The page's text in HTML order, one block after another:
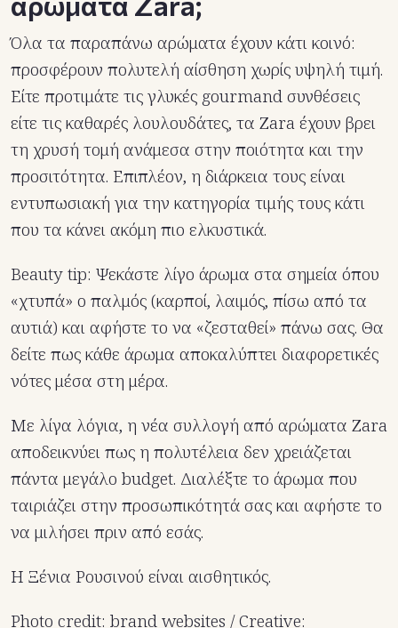
Όλα τα παραπάνω αρώματα έχουν κάτι κοινό:
προσφέρουν πολυτελή αίσθηση χωρίς υψηλή τιμή.
Είτε προτιμάτε τις γλυκές gourmand συνθέσεις
είτε τις καθαρές λουλουδάτες, τα Zara έχουν βρει
τη χρυσή τομή ανάμεσα στην ποιότητα και την
προσιτότητα. Επιπλέον, η διάρκεια τους είναι
εντυπωσιακή για την κατηγορία τιμής τους κάτι
που τα κάνει ακόμη πιο ελκυστικά.
Beauty tip: Ψεκάστε λίγο άρωμα στα σημεία όπου
«χτυπά» ο παλμός (καρποί, λαιμός, πίσω από τα
αυτιά) και αφήστε το να «ζεσταθεί» πάνω σας. Θα
δείτε πως κάθε άρωμα αποκαλύπτει διαφορετικές
νότες μέσα στη μέρα.
Με λίγα λόγια, η νέα συλλογή από αρώματα Zara
αποδεικνύει πως η πολυτέλεια δεν χρειάζεται
πάντα μεγάλο budget. Διαλέξτε το άρωμα που
ταιριάζει στην προσωπικότητά σας και αφήστε το
να μιλήσει πριν από εσάς.
Η Ξένια Ρουσινού είναι αισθητικός.
Photo credit: brand websites / Creative: